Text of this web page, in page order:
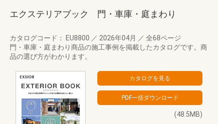
エクステリアブック 門・車庫・庭まわり
カタログコード： EU8800 ／ 2026年04月 ／ 全68ページ
門・車庫・庭まわり商品の施工事例を掲載したカタログです。商
品の選び方がわかります。
(48.5MB)